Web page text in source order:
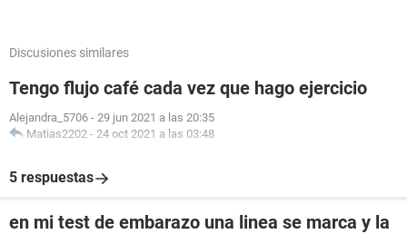
Discusiones similares
Tengo flujo café cada vez que hago ejercicio
Alejandra_5706 - 29 jun 2021 a las 20:35
Matias2202 - 24 oct 2021 a las 03:48
5 respuestas
en mi test de embarazo una linea se marca y la